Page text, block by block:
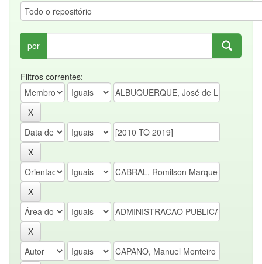
por
Filtros correntes: